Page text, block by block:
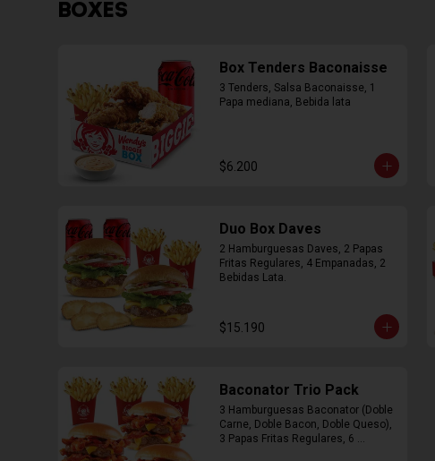
BOXES
Box Tenders Baconaisse
3 Tenders, Salsa Baconaisse, 1
Papa mediana, Bebida lata
$6.200
Duo Box Daves
2 Hamburguesas Daves, 2 Papas
Fritas Regulares, 4 Empanadas, 2
Bebidas Lata.
$15.190
Baconator Trio Pack
3 Hamburguesas Baconator (Doble
Carne, Doble Bacon, Doble Queso),
3 Papas Fritas Regulares, 6